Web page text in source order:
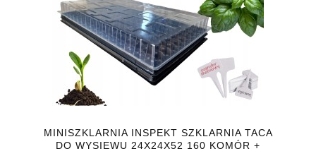
MINISZKLARNIA INSPEKT SZKLARNIA TACA
DO WYSIEWU 24X24X52 160 KOMÓR +